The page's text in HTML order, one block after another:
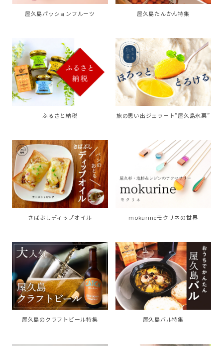
屋久島パッションフルーツ 屋久島たんかん特集
ふるさと納税 旅の思い出ジェラート”屋久島氷菓”
さばぶしディップオイル mokurineモクリネの世界
屋久島のクラフトビール特集 屋久島バル特集